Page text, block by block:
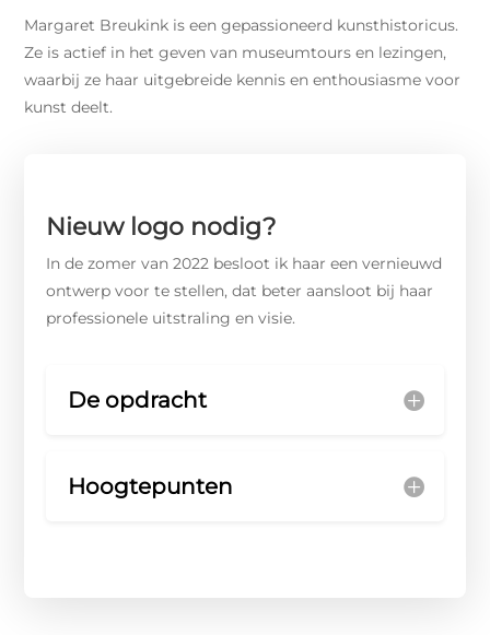
Margaret Breukink is een gepassioneerd kunsthistoricus.
Ze is actief in het geven van museumtours en lezingen,
waarbij ze haar uitgebreide kennis en enthousiasme voor
kunst deelt.
Nieuw logo nodig?
In de zomer van 2022 besloot ik haar een vernieuwd
ontwerp voor te stellen, dat beter aansloot bij haar
professionele uitstraling en visie.
De opdracht
Hoogtepunten